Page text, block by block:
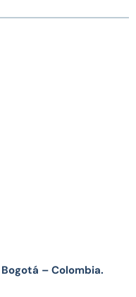
– Colombia.